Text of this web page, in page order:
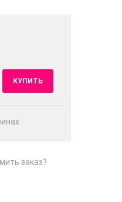
КУПИТЬ
заказ?